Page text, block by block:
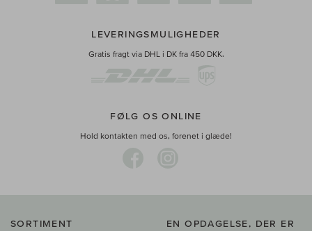
LEVERINGSMULIGHEDER
Gratis fragt via DHL i DK fra 450 DKK.
FØLG OS ONLINE
Hold kontakten med os, forenet i glæde!
SORTIMENT
EN OPDAGELSE, DER ER